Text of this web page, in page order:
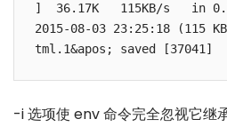
]  36.17K   115KB/s   in
2015-08-03 23:25:18 (115
-i 选项使 env 命令完全忽视它继